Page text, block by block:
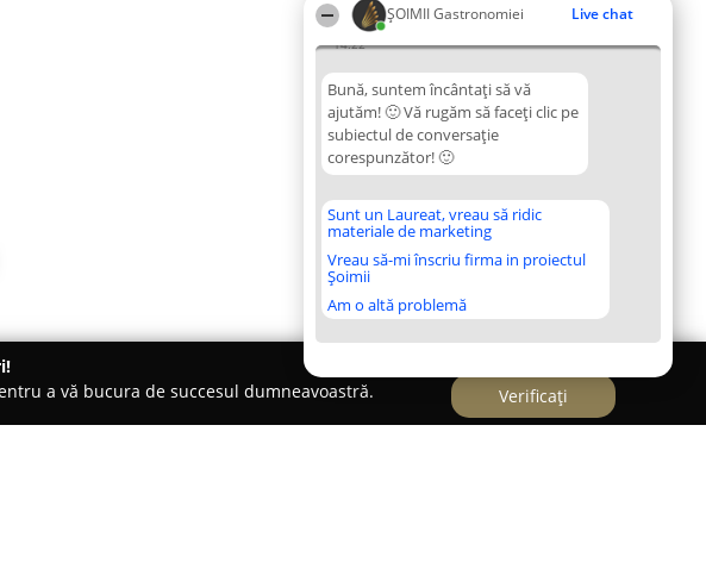
ȘOIMII Gastronomiei Live chat
14:22
Bună, suntem încântați să vă
ajutăm! 🙂 Vă rugăm să faceți clic pe
subiectul de conversație
corespunzător! 🙂
Sunt un Laureat, vreau să ridic
materiale de marketing
Vreau să-mi înscriu firma in proiectul
Șoimii
Am o altă problemă
a vă bucura de succesul dumneavoastră.
Verificați